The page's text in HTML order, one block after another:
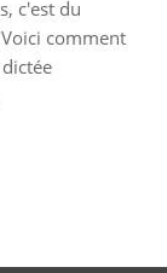
c'est du
comment